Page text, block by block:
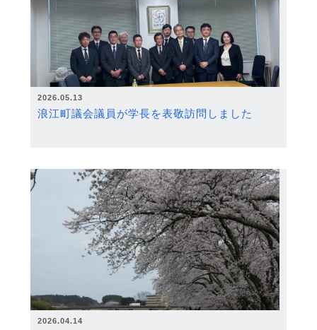
2026.05.13
浪江町議会議員が学長を表敬訪問しました
2026.04.14